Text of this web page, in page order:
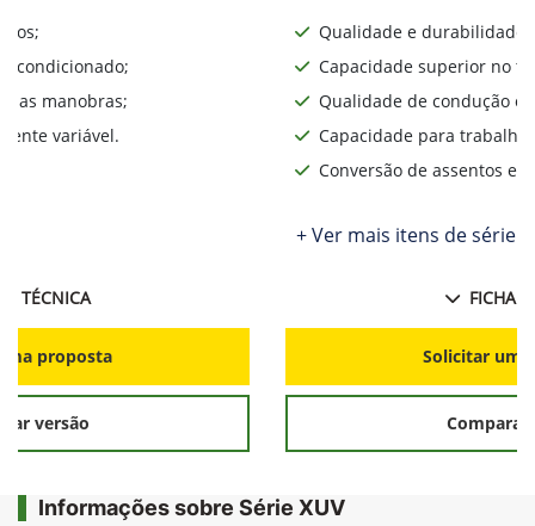
condicionado;
as manobras;
variável.
TÉCNICA
proposta
versão
Qualidade e durabilidade;
Capacidade superior no
Qualidade de condução o
Capacidade para
Conversão de assentos e
+ Ver mais itens de série
FICHA
Solicitar
Comparar
Informações sobre Série XUV